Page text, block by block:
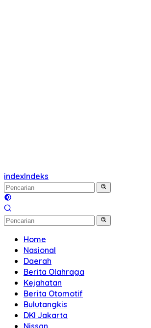
indexIndeks
Home
Nasional
Daerah
Berita Olahraga
Kejahatan
Berita Otomotif
Bulutangkis
DKI Jakarta
Nissan